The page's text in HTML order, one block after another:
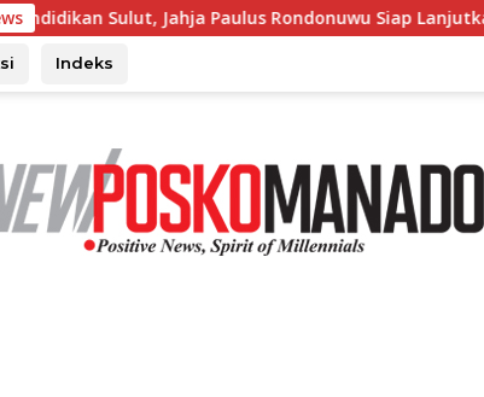
Rondonuwu Siap Lanjutkan Program Strategis
Indeks